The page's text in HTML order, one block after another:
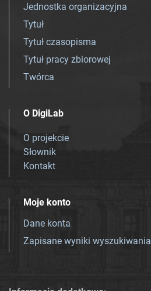
Jednostka organizacyjna
Tytuł
Tytuł czasopisma
Tytuł pracy zbiorowej
Twórca
O DigiLab
O projekcie
Słownik
Kontakt
Moje konto
Dane konta
Zapisane wyniki wyszukiwania